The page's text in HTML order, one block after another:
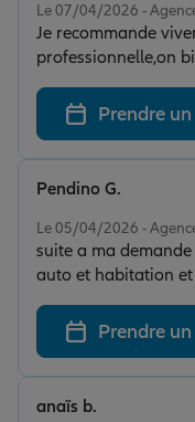
Le 07/04/2026 -
Je recommande
professionnelle,on
autres assurances
Prendre
Le 05/04/2026 -
suite a ma
auto et habitation
Célia a l'écoute
demandes
son temps pour
recommande cette
Pendino G.
Prendre
anaïs b.